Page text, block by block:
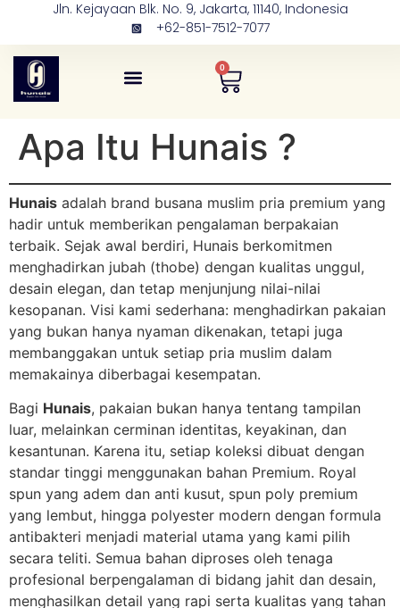
Jln. Kejayaan Blk. No. 9, Jakarta, 11140, Indonesia
+62-851-7512-7077
0
Apa Itu Hunais ?
Hunais adalah brand busana muslim pria premium yang
hadir untuk memberikan pengalaman berpakaian
terbaik. Sejak awal berdiri, Hunais berkomitmen
menghadirkan jubah (thobe) dengan kualitas unggul,
desain elegan, dan tetap menjunjung nilai-nilai
kesopanan. Visi kami sederhana: menghadirkan pakaian
yang bukan hanya nyaman dikenakan, tetapi juga
membanggakan untuk setiap pria muslim dalam
memakainya diberbagai kesempatan.
Bagi Hunais, pakaian bukan hanya tentang tampilan
luar, melainkan cerminan identitas, keyakinan, dan
kesantunan. Karena itu, setiap koleksi dibuat dengan
standar tinggi menggunakan bahan Premium. Royal
spun yang adem dan anti kusut, spun poly premium
yang lembut, hingga polyester modern dengan formula
antibakteri menjadi material utama yang kami pilih
secara teliti. Semua bahan diproses oleh tenaga
profesional berpengalaman di bidang jahit dan desain,
menghasilkan detail yang rapi serta kualitas yang tahan